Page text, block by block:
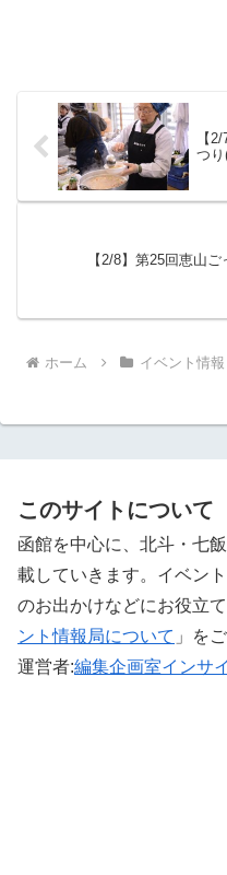
【
つ
【2/8】第25回恵山ご
ホーム イベント情報
このサイトについて
函館を中心に、北斗・七
載していきます。イベン
のお出かけなどにお役立
ント情報局について 」を
運営者:編集企画室インサ